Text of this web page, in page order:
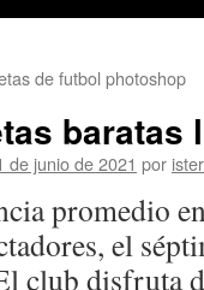
de futbol photoshop
baratas
de junio de 2021 por
promedio
el
club disfruta